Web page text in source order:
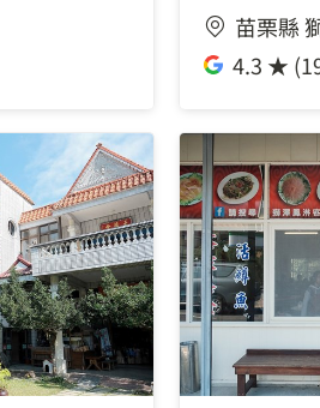
苗栗縣
4.3 ★